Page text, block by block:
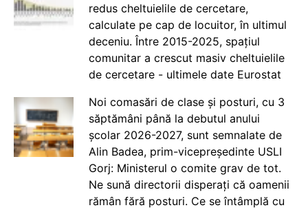
redus cheltuielile de cercetare,
calculate pe cap de locuitor, în ultimul
deceniu. Între 2015-2025, spațiul
comunitar a crescut masiv cheltuielile
de cercetare - ultimele date Eurostat
Noi comasări de clase și posturi, cu 3
săptămâni până la debutul anului
școlar 2026-2027, sunt semnalate de
Alin Badea, prim-vicepreședinte USLI
Gorj: Ministerul o comite grav de tot.
Ne sună directorii disperați că oamenii
rămân fără posturi. Ce se întâmplă cu